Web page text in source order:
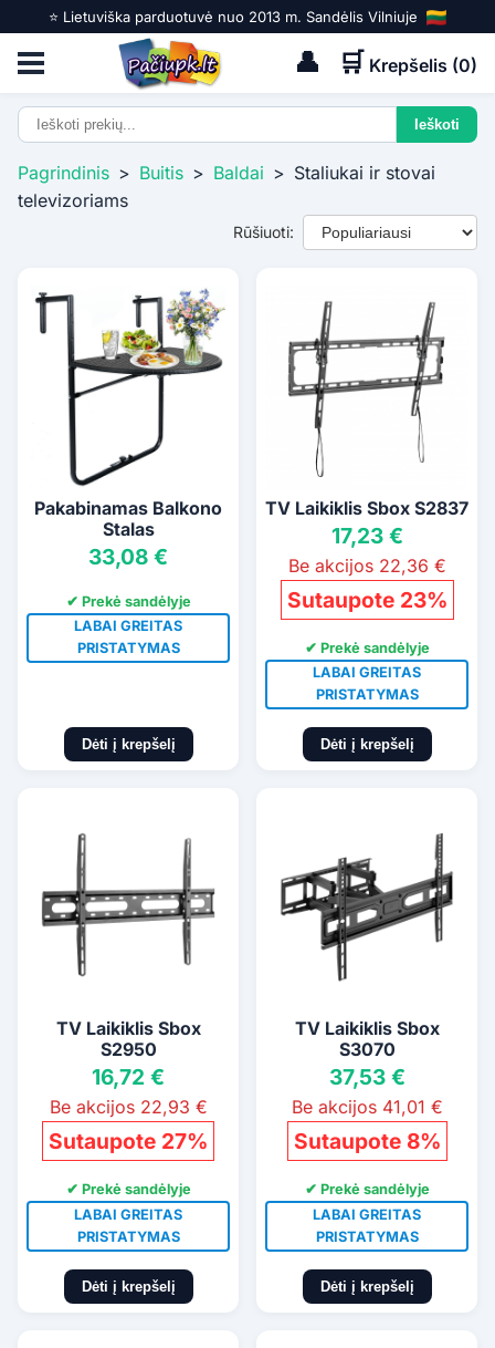
⭐️ Lietuviška parduotuvė nuo 2013 m. Sandėlis Vilniuje
👤 🛒 Krepšelis (0)
Pagrindinis > Buitis > Baldai > Staliukai ir stovai
televizoriams
Rūšiuoti:
Pakabinamas Balkono
Stalas
33,08 €
✔ Prekė sandėlyje
LABAI GREITAS
PRISTATYMAS
Dėti į krepšelį
TV Laikiklis Sbox S2837
17,23 €
Be akcijos 22,36 €
Sutaupote 23%
✔ Prekė sandėlyje
LABAI GREITAS
PRISTATYMAS
Dėti į krepšelį
TV Laikiklis Sbox
S2950
16,72 €
Be akcijos 22,93 €
Sutaupote 27%
✔ Prekė sandėlyje
LABAI GREITAS
PRISTATYMAS
Dėti į krepšelį
TV Laikiklis Sbox
S3070
37,53 €
Be akcijos 41,01 €
Sutaupote 8%
✔ Prekė sandėlyje
LABAI GREITAS
PRISTATYMAS
Dėti į krepšelį